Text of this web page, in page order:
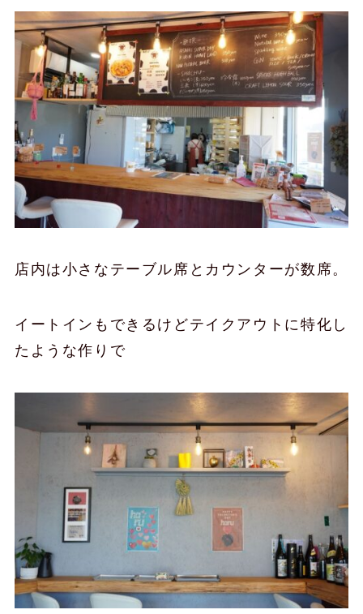
店内は小さなテーブル席とカウンターが数席。
イートインもできるけどテイクアウトに特化し
たような作りで